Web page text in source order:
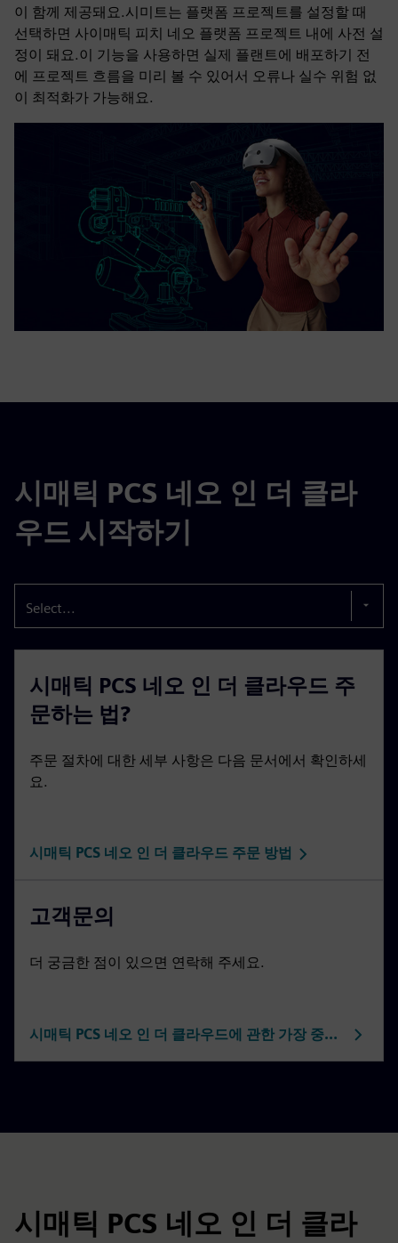
이 함께 제공돼요.시미트는 플랫폼 프로젝트를 설정할 때
선택하면 사이매틱 피치 네오 플랫폼 프로젝트 내에 사전 설
정이 돼요.이 기능을 사용하면 실제 플랜트에 배포하기 전
에 프로젝트 흐름을 미리 볼 수 있어서 오류나 실수 위험 없
이 최적화가 가능해요.
시매틱 PCS 네오 인 더 클라
우드 시작하기
Select...
시매틱 PCS 네오 인 더 클라우드 주
문하는 법?
주문 절차에 대한 세부 사항은 다음 문서에서 확인하세
요.
시매틱 PCS 네오 인 더 클라우드 주문 방법
고객문의
더 궁금한 점이 있으면 연락해 주세요.
시매틱 PCS 네오 인 더 클라우드에 관한 가장 중요한 기술 정보예요
시매틱 PCS 네오 인 더 클라